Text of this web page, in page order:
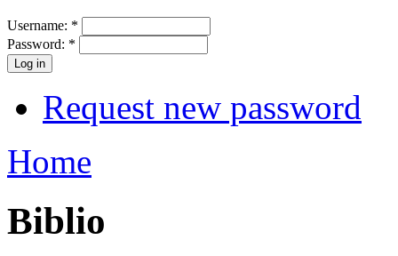
Username: *
Password: *
Request new password
Home
Biblio